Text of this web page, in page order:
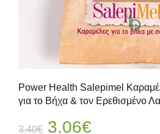
Power Health Salepimel
για το Βήχα & τον Ερεθισμένο
3.40€ Original
3.06€